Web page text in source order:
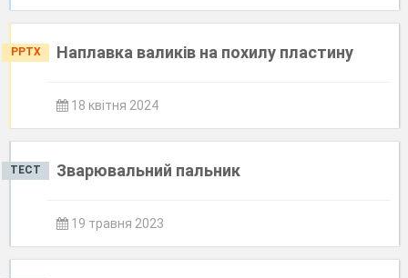
PPTX Наплавка валиків на похилу пластину
18 квітня 2024
ТЕСТ Зварювальний пальник
19 травня 2023